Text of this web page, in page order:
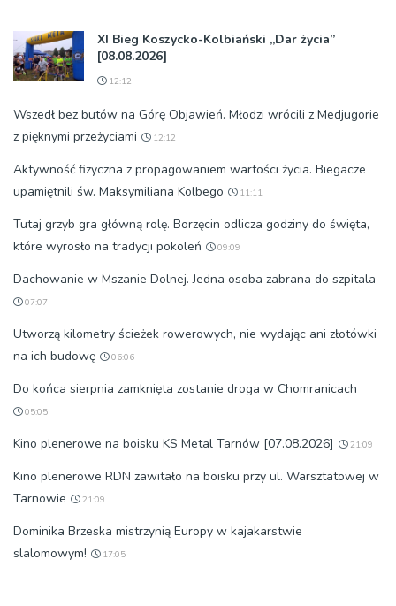
XI Bieg Koszycko-Kolbiański „Dar życia”
[08.08.2026]
12:12
Wszedł bez butów na Górę Objawień. Młodzi wrócili z Medjugorie
z pięknymi przeżyciami
12:12
Aktywność fizyczna z propagowaniem wartości życia. Biegacze
upamiętnili św. Maksymiliana Kolbego
11:11
Tutaj grzyb gra główną rolę. Borzęcin odlicza godziny do święta,
które wyrosło na tradycji pokoleń
09:09
Dachowanie w Mszanie Dolnej. Jedna osoba zabrana do szpitala
07:07
Utworzą kilometry ścieżek rowerowych, nie wydając ani złotówki
na ich budowę
06:06
Do końca sierpnia zamknięta zostanie droga w Chomranicach
05:05
Kino plenerowe na boisku KS Metal Tarnów [07.08.2026] 21:09
Kino plenerowe RDN zawitało na boisku przy ul. Warsztatowej w
Tarnowie
21:09
Dominika Brzeska mistrzynią Europy w kajakarstwie
slalomowym!
17:05